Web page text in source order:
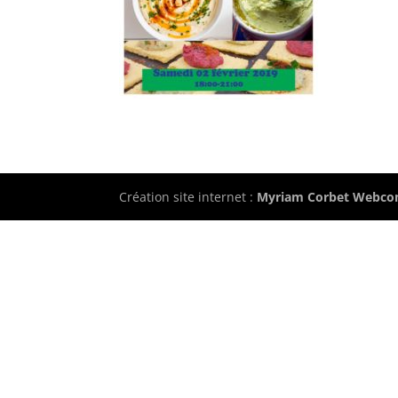
Création site internet : Myriam Corbet